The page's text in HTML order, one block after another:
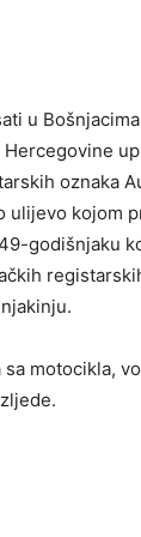
u
oznaka
ulijevo kojom
godišnjaku
sa motocikla,